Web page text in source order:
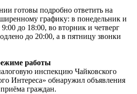
готовы подробно ответить на
графику: в понедельник и
9:00 до 18:00, во вторник и четверг
до 20:00, а в пятницу звонки
работы
инспекцию Чайковского
Интереса» обнаружил объявления
граждан.